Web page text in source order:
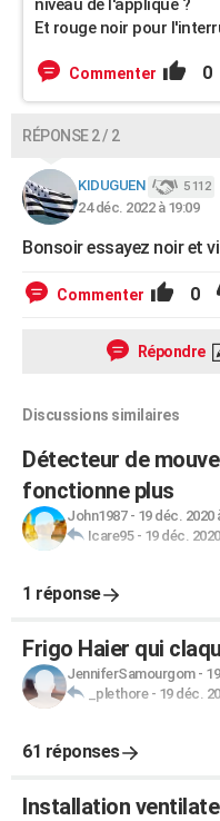
niveau de l'applique ?
Et rouge noir pour
Commenter 0
RÉPONSE 2 / 2
KIDUGUEN 5 112
24 déc. 2022 à 19:09
Bonsoir essayez noir et
Commenter 0
Répondre
Discussions similaires
Détecteur de
fonctionne plus
John1987- 19 déc. 2020
Icare95- 19 déc.
1 réponse
Frigo Haier qui
JenniferSamourgom-
_plethore- 19 déc.
61 réponses
Installation